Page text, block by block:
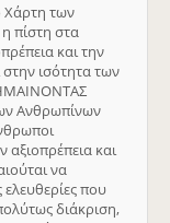
Χάρτη των
πίστη στα
και την
ισότητα των
Ανθρωπίνων
αξιοπρέπεια και
να
ελευθερίες που
διάκριση,